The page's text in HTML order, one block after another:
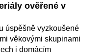
ověřené v
úspěšně vyzkoušené
věkovými skupinami
i domácím